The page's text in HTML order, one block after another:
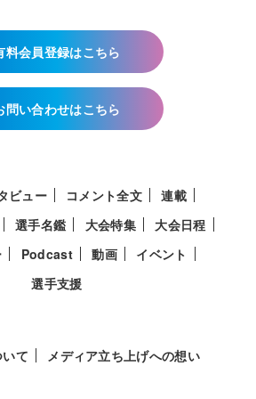
料会員登録はこちら
問い合わせはこちら
ビュー コメント全文
連載
選手名鑑 大会特集
大会日程
Podcast 動画
イベント
選手支援
て メディア立ち上げへの想い